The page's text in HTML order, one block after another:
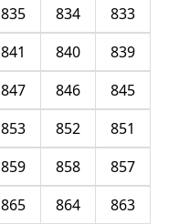
833
834
835
839
840
841
845
846
847
851
852
853
857
858
859
863
864
865